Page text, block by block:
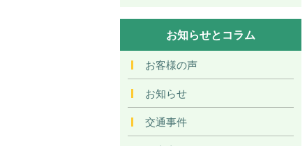
お知らせとコラム
お客様の声
お知らせ
交通事件